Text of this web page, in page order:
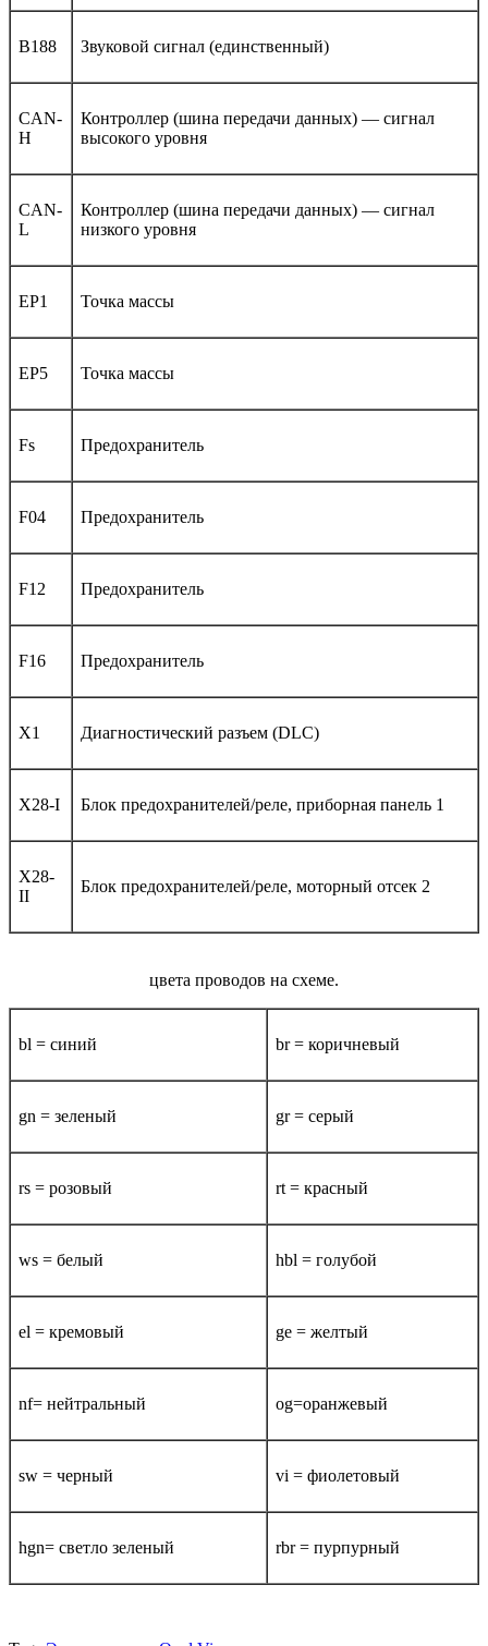
B188 Звуковой сигнал (единственный)
CAN-
H
Контроллер (шина передачи данных) — сигнал
высокого уровня
CAN-
L
Контроллер (шина передачи данных) — сигнал
низкого уровня
EP1 Точка массы
EP5 Точка массы
Fs Предохранитель
F04 Предохранитель
F12 Предохранитель
F16 Предохранитель
X1 Диагностический разъем (DLC)
X28-I Блок предохранителей/реле, приборная панель 1
X28-
II
Блок предохранителей/реле, моторный отсек 2
цвета проводов на схеме.
bl = синий br = коричневый
gn = зеленый gr = серый
rs = розовый rt = красный
ws = белый hbl = голубой
el = кремовый ge = желтый
nf= нейтральный og=оранжевый
sw = черный vi = фиолетовый
hgn= светло зеленый rbr = пурпурный